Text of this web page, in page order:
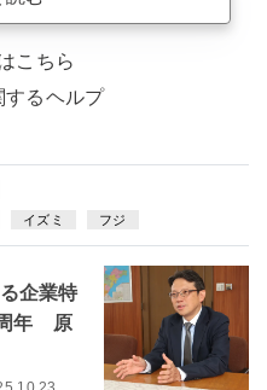
こちら
するヘルプ
イズミ フジ
企業特
年 原